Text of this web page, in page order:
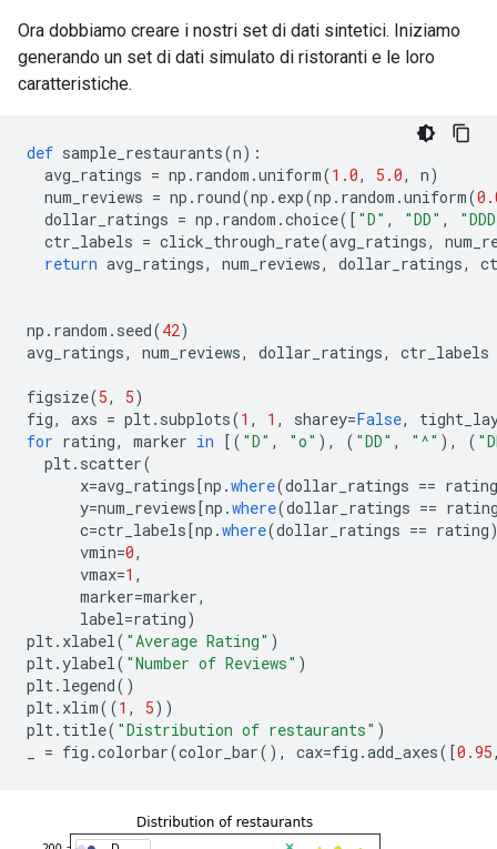
Ora dobbiamo creare i nostri set di dati sintetici. Iniziamo
generando un set di dati simulato di ristoranti e le loro
caratteristiche.
def sample_restaurants(n):
avg_ratings = np . random .uniform(1.0, 5.0, n)
num_reviews = np . round(np . exp(np . random .uniform(
dollar_ratings = np . random .choice([ "D" , "DD" ,
ctr_labels = click_through_rate(avg_ratings,
return avg_ratings, num_reviews, dollar_ratings,
np . random . seed(42)
avg_ratings, num_reviews, dollar_ratings, ctr_labels
figsize(5, 5)
fig, axs = plt. subplots(1 , 1 , sharey=False,
for rating, marker in [( "D" , "o" ), ( "DD" , "^" ), (
plt. scatter(
x=avg_ratings [np .where(dollar_ratings == rating
y=num_reviews [np .where(dollar_ratings ==
c=ctr_labels [np .where(dollar_ratings == rating
vmin=0,
vmax=1 ,
marker=marker,
label=rating)
plt. xlabel( "Average Rating" )
plt.ylabel( "Number of Reviews" )
plt. legend()
plt. xlim((1 , 5))
plt. title( "Distribution of restaurants" )
= fig .colorbar(color_bar(), cax=fig .add_axes([0.95